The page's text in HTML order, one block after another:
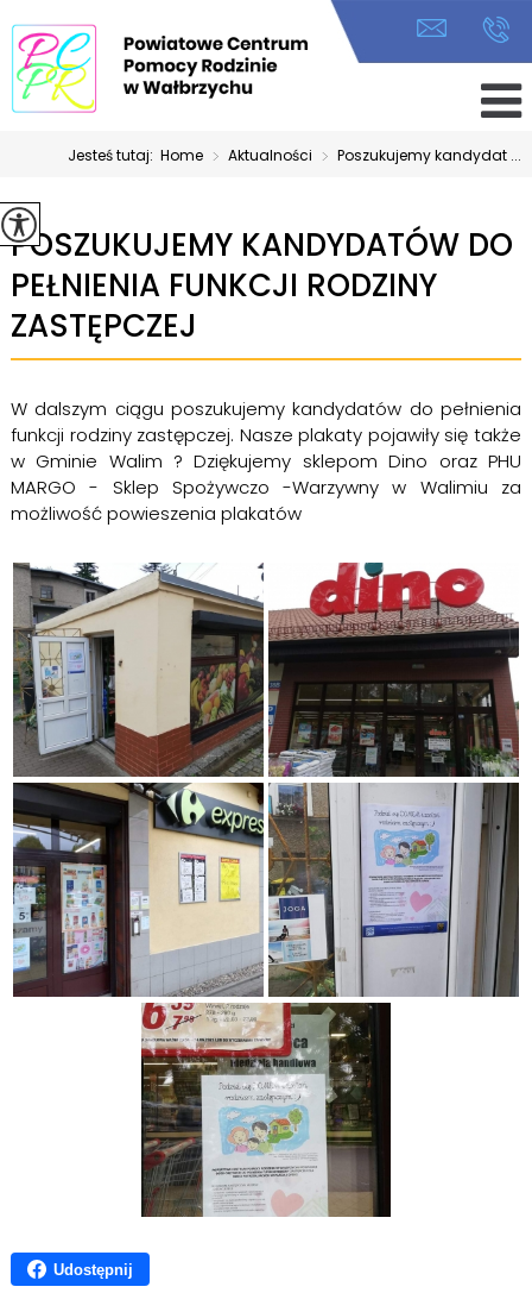
Jesteś tutaj:Home > Aktualności > Poszukujemy kandydat ...
POSZUKUJEMY KANDYDATÓW DO
PEŁNIENIA FUNKCJI RODZINY
ZASTĘPCZEJ
W dalszym ciągu poszukujemy kandydatów do pełnienia
funkcji rodziny zastępczej. Nasze plakaty pojawiły się także
w Gminie Walim ? Dziękujemy sklepom Dino oraz PHU
MARGO - Sklep Spożywczo -Warzywny w Walimiu za
możliwość powieszenia plakatów
Udostępnij